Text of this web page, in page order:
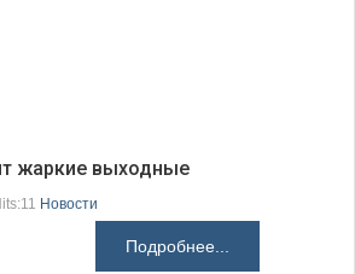
жаркие выходные
Новости
Подробнее...